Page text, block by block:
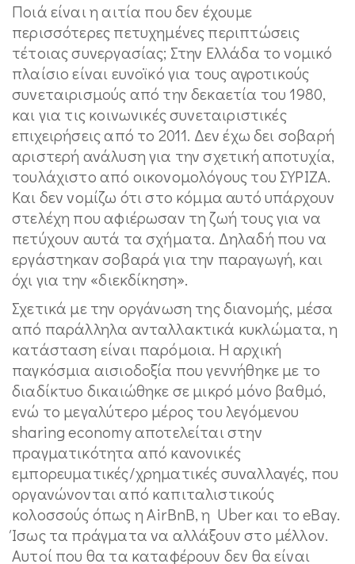
Ποιά είναι η αιτία που δεν έχουμε
περισσότερες πετυχημένες περιπτώσεις
τέτοιας συνεργασίας; Στην Ελλάδα το νομικό
πλαίσιο είναι ευνοϊκό για τους αγροτικούς
συνεταιρισμούς από την δεκαετία του 1980,
και για τις κοινωνικές συνεταιριστικές
επιχειρήσεις από το 2011. Δεν έχω δει σοβαρή
αριστερή ανάλυση για την σχετική αποτυχία,
τουλάχιστο από οικονομολόγους του ΣΥΡΙΖΑ.
Και δεν νομίζω ότι στο κόμμα αυτό υπάρχουν
στελέχη που αφιέρωσαν τη ζωή τους για να
πετύχουν αυτά τα σχήματα. Δηλαδή που να
εργάστηκαν σοβαρά για την παραγωγή, και
όχι για την «διεκδίκηση».
Σχετικά με την οργάνωση της διανομής, μέσα
από παράλληλα ανταλλακτικά κυκλώματα, η
κατάσταση είναι παρόμοια. Η αρχική
παγκόσμια αισιοδοξία που γεννήθηκε με το
διαδίκτυο δικαιώθηκε σε μικρό μόνο βαθμό,
ενώ το μεγαλύτερο μέρος του λεγόμενου
sharing economy αποτελείται στην
πραγματικότητα από κανονικές
εμπορευματικές/χρηματικές συναλλαγές, που
οργανώνονται από καπιταλιστικούς
κολοσσούς όπως η AirBnB, η Uber και το eBay.
Ίσως τα πράγματα να αλλάξουν στο μέλλον.
Αυτοί που θα τα καταφέρουν δεν θα είναι